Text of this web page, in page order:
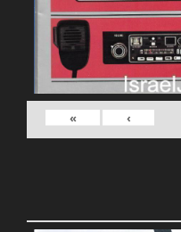
›
»